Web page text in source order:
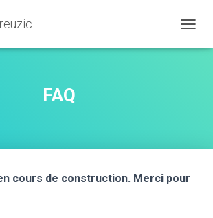
FAQ
cours de construction. Merci pour